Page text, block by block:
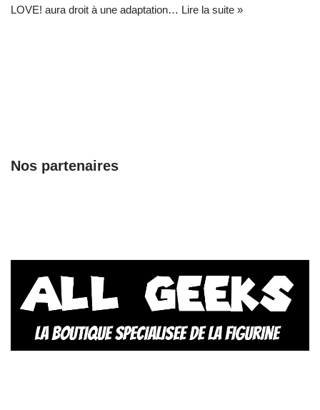
LOVE! aura droit à une adaptation… Lire la suite »
Nos partenaires